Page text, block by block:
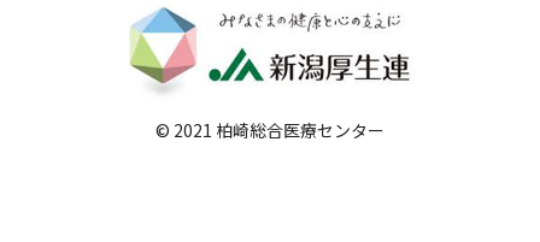
反社会的勢力に対する基本方針
院内感染対策指針
サイトマップ© 2021 柏崎総合医療センター